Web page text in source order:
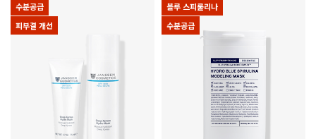
수분공급
피부결 개선
블루 스피룰리나
수분공급